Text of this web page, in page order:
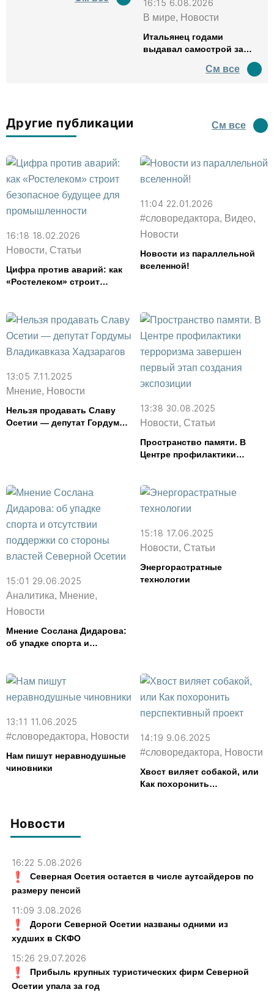
Новости
16:22 5.08.2026
Северная Осетия остается в числе аутсайдеров по
размеру пенсий
11:09 3.08.2026
Дороги Северной Осетии названы одними из
худших в СКФО
15:26 29.07.2026
Прибыль крупных туристических фирм Северной
Осетии упала за год
16:15 6.08.2026
В мире, Новости
Итальянец годами
выдавал самострой за
водил туда туристов
См все
Другие публикации См все
16:18 18.02.2026
Новости, Статьи
Цифра против аварий: как
«Ростелеком» строит
11:04 22.01.2026
#словоредактора, Видео,
Новости
Новости из параллельной
вселенной!
13:05 7.11.2025
Мнение, Новости
Нельзя продавать Славу
Осетии — депутат Гордумы
13:38 30.08.2025
Новости, Статьи
Пространство памяти. В
Центре профилактики
экспозиции
15:01 29.06.2025
Аналитика, Мнение,
Новости
Мнение Сослана Дидарова:
об упадке спорта и
Осетии
15:18 17.06.2025
Новости, Статьи
Энергорастратные
технологии
13:11 11.06.2025
#словоредактора, Новости
Нам пишут неравнодушные
чиновники
14:19 9.06.2025
#словоредактора, Новости
Хвост виляет собакой, или
Как похоронить